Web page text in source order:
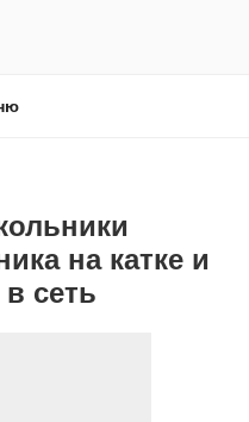
на катке и
сеть